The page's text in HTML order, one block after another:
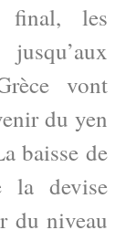
les
vont
du yen
baisse de
la devise
du niveau